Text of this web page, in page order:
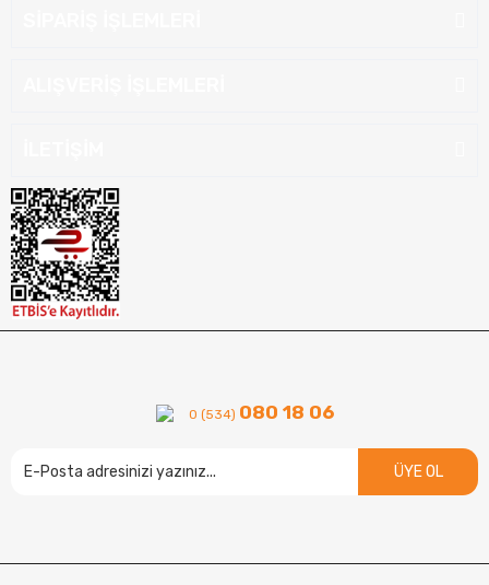
0 (534) 080 18 06
ÜYE OL